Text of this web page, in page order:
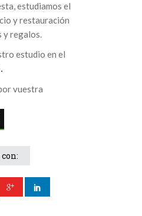
estudiamos el
y restauración
y regalos.
estudio en el
vuestra